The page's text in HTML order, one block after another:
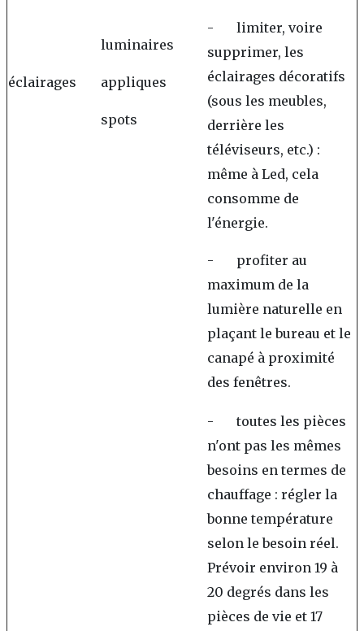
éclairages
luminaires
appliques
spots
- limiter, voire
supprimer, les
éclairages décoratifs
(sous les meubles,
derrière les
téléviseurs, etc.) :
même à Led, cela
consomme de
l'énergie.
- profiter au
maximum de la
lumière naturelle en
plaçant le bureau et le
canapé à proximité
des fenêtres.
- toutes les pièces
n'ont pas les mêmes
besoins en termes de
chauffage : régler la
bonne température
selon le besoin réel.
Prévoir environ 19 à
20 degrés dans les
pièces de vie et 17